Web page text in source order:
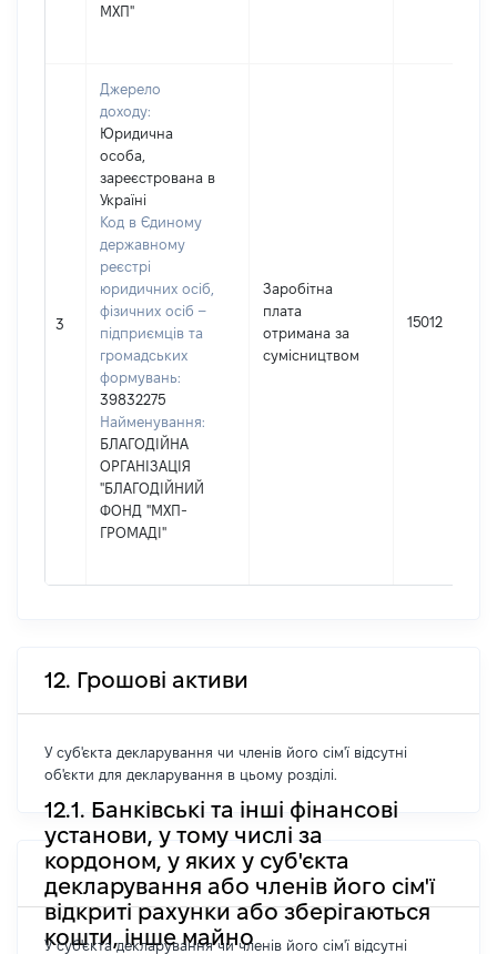
МХП"
3
Джерело
доходу:
Юридична
особа,
зареєстрована в
Україні
Код в Єдиному
державному
реєстрі
юридичних осіб,
фізичних осіб –
підприємців та
громадських
формувань:
39832275
Найменування:
БЛАГОДІЙНА
ОРГАНІЗАЦІЯ
"БЛАГОДІЙНИЙ
ФОНД "МХП-
ГРОМАДІ"
Заробітна
плата
отримана за
сумісництвом
15012
12. Грошові активи
У суб'єкта декларування чи членів його сім'ї відсутні
об'єкти для декларування в цьому розділі.
12.1. Банківські та інші фінансові
установи, у тому числі за
кордоном, у яких у суб'єкта
декларування або членів його сім'ї
відкриті рахунки або зберігаються
кошти, інше майно
У суб'єкта декларування чи членів його сім'ї відсутні